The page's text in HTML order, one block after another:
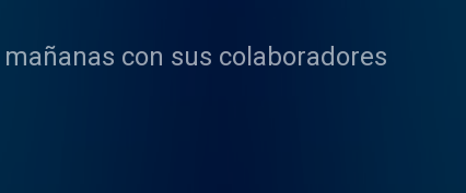
con sus colaboradores